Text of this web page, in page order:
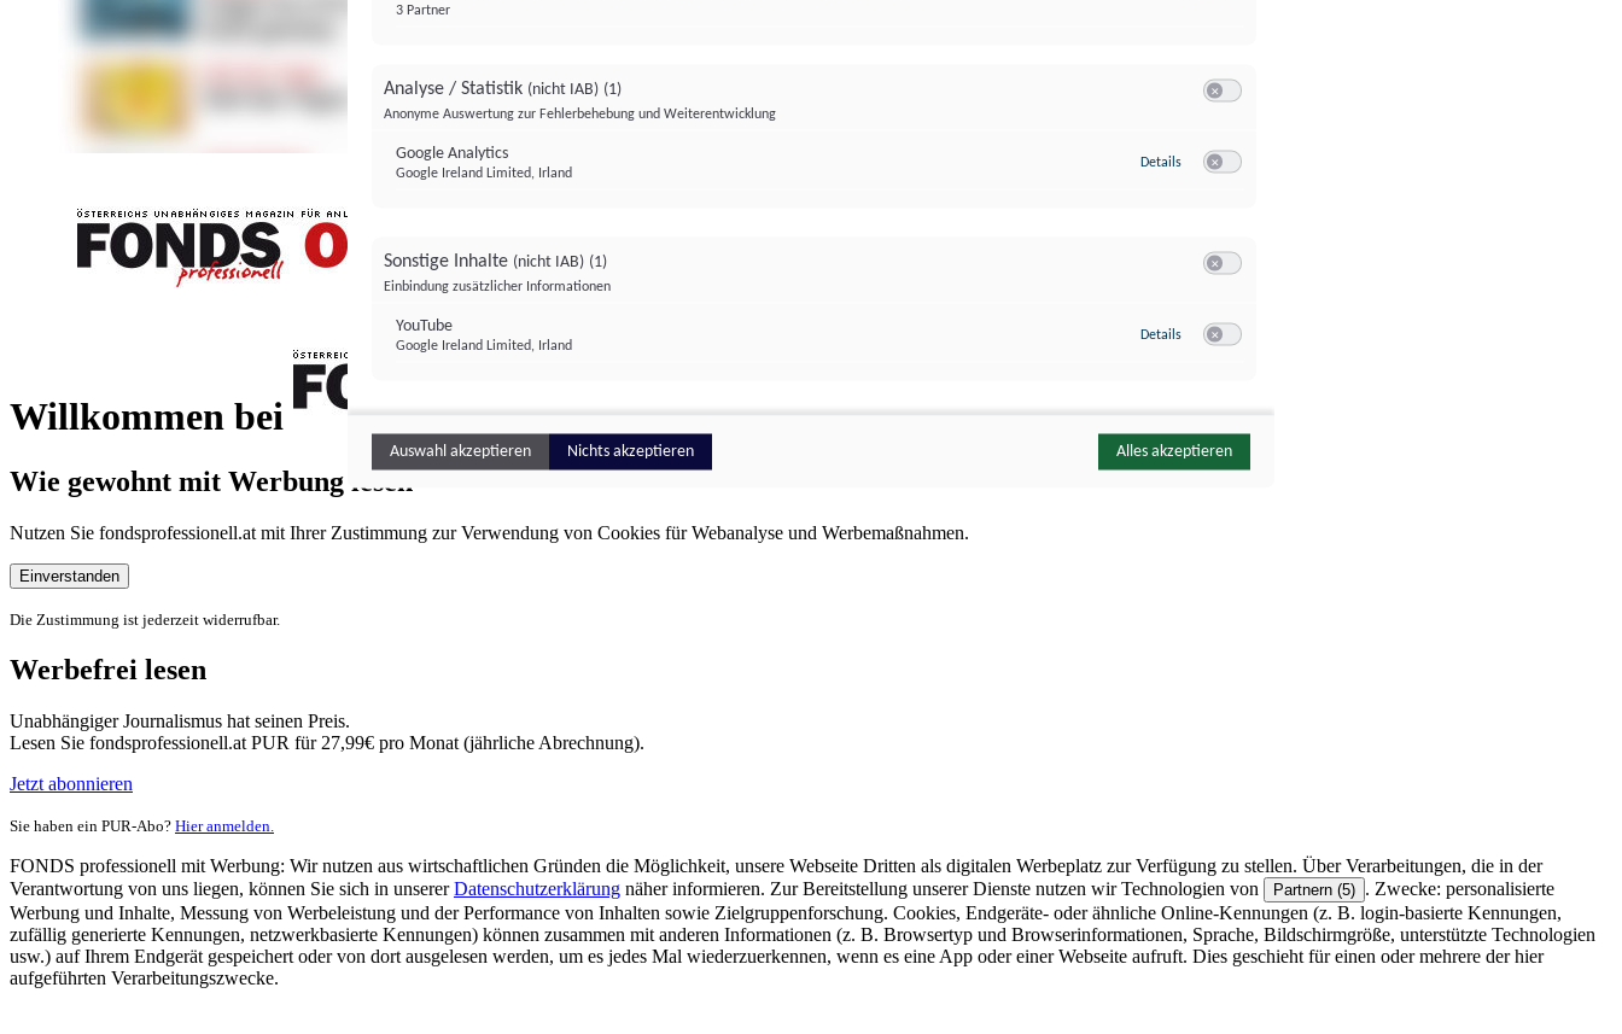
Willkommen bei
FONDS professionell
Wie gewohnt mit Werbung lesen
Nutzen Sie fondsprofessionell.at mit Ihrer Zustimmung zur Verwendung von Cookies für Webanalyse und Werbemaßnahmen.
Einverstanden
Die Zustimmung ist jederzeit widerrufbar.
Werbefrei lesen
Unabhängiger Journalismus hat seinen Preis.
Lesen Sie fondsprofessionell.at PUR für 27,99€ pro Monat (jährliche Abrechnung).
Jetzt abonnieren
Sie haben ein PUR-Abo? Hier anmelden.
FONDS professionell mit Werbung: Wir nutzen aus wirtschaftlichen Gründen die Möglichkeit, unsere Webseite Dritten als digitalen Werbeplatz zur Verfügung zu stellen. Über Verarbeitungen, die in der
Verantwortung von uns liegen, können Sie sich in unsererDatenschutzerklärung näher informieren. Zur Bereitstellung unserer Dienste nutzen wir Technologien von Partnern (5) . Zwecke: personalisierte
Werbung und Inhalte, Messung von Werbeleistung und der Performance von Inhalten sowie Zielgruppenforschung. Cookies, Endgeräte- oder ähnliche Online-Kennungen (z. B. login-basierte Kennungen,
zufällig generierte Kennungen, netzwerkbasierte Kennungen) können zusammen mit anderen Informationen (z. B. Browsertyp und Browserinformationen, Sprache, Bildschirmgröße, unterstützte Technologien
usw.) auf Ihrem Endgerät gespeichert oder von dort ausgelesen werden, um es jedes Mal wiederzuerkennen, wenn es eine App oder einer Webseite aufruft. Dies geschieht für einen oder mehrere der hier
aufgeführten Verarbeitungszwecke.
3 Partner
Analyse / Statistik (nicht IAB) (1)
Anonyme Auswertung zur Fehlerbehebung und Weiterentwicklung
Google Analytics
Google Ireland Limited, Irland
Details zu Google Analytics
Sonstige Inhalte (nicht IAB) (1)
Einbindung zusätzlicher Informationen
YouTube
Google Ireland Limited, Irland
Details zu YouTube
Auswahl akzeptieren Nichts akzeptieren Alles akzeptieren